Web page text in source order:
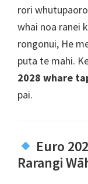
rori
whai noa ranei
rongonui, He
puta te mahi.
2028 whare
pai.
Euro
Rarangi